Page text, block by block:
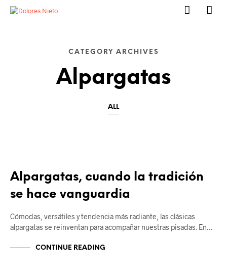
CATEGORY ARCHIVES
Alpargatas
ALL
Alpargatas, cuando la tradición
se hace vanguardia
Cómodas, versátiles y tendencia más radiante, las clásicas
alpargatas se reinventan para acompañar nuestras pisadas. En…
CONTINUE READING